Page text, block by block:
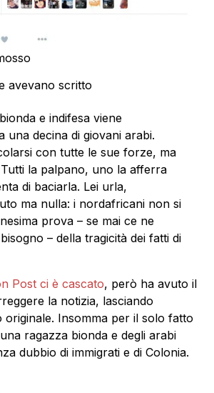
avevano scritto
e indifesa viene
una decina di giovani arabi.
con tutte le sue forze, ma
la palpano, uno la afferra
di baciarla. Lei urla,
ma nulla: i nordafricani non si
prova – se mai ce ne
– della tragicità dei fatti di
Post ci è cascato, però ha avuto il
la notizia, lasciando
originale. Insomma per il solo fatto
ragazza bionda e degli arabi
dubbio di immigrati e di Colonia.